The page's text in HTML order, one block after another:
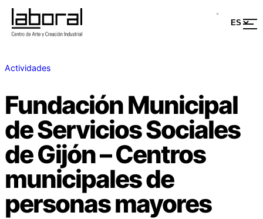
Actividades
Fundación Municipal
de Servicios Sociales
de Gijón – Centros
municipales de
personas mayores